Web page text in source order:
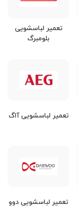
تعمیر لباسشویی
بلومبرگ
تعمیر لباسشویی آاگ
تعمیر لباسشویی دوو